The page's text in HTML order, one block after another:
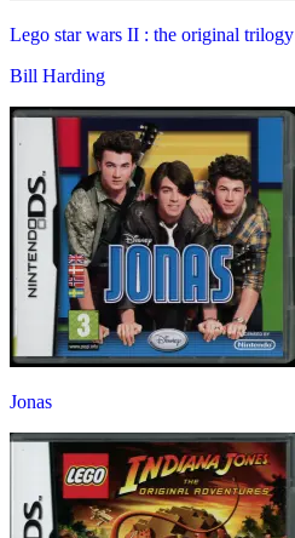
Lego star wars II : the original trilogy
Bill Harding
Jonas